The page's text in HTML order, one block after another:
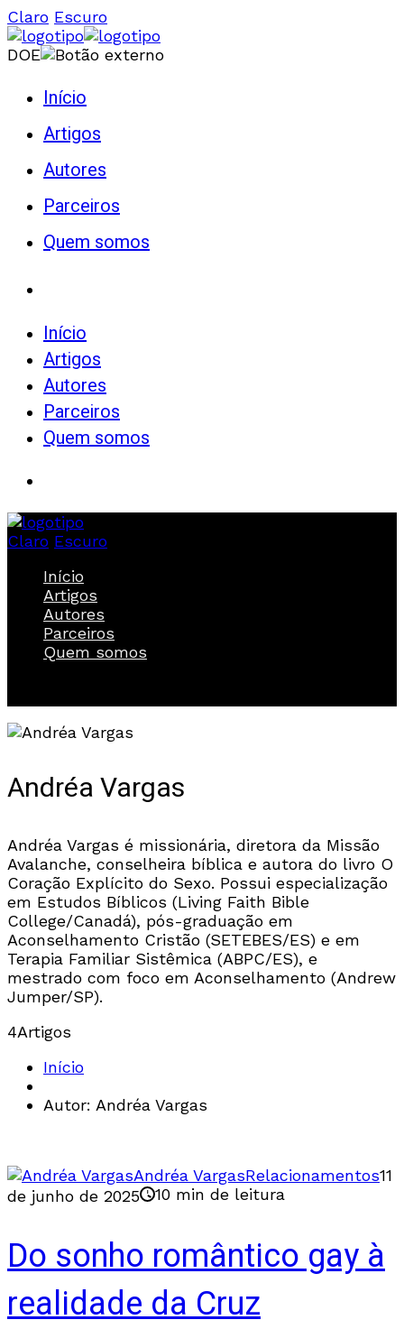
Claro Escuro
DOE
Início
Artigos
Autores
Parceiros
Quem somos
Início
Artigos
Autores
Parceiros
Quem somos
Claro Escuro
Início
Artigos
Autores
Parceiros
Quem somos
Andréa Vargas
Andréa Vargas é missionária, diretora da Missão
Avalanche, conselheira bíblica e autora do livro O
Coração Explícito do Sexo. Possui especialização
em Estudos Bíblicos (Living Faith Bible
College/Canadá), pós-graduação em
Aconselhamento Cristão (SETEBES/ES) e em
Terapia Familiar Sistêmica (ABPC/ES), e
mestrado com foco em Aconselhamento (Andrew
Jumper/SP).
4Artigos
Início
Autor: Andréa Vargas
Andréa VargasRelacionamentos11
de junho de 2025
10 min de leitura
Do sonho romântico gay à
realidade da Cruz